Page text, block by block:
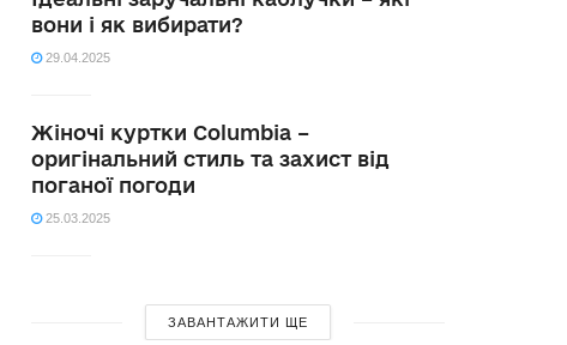
вони і як вибирати?
29.04.2025
Жіночі куртки Columbia –
оригінальний стиль та захист від
поганої погоди
25.03.2025
ЗАВАНТАЖИТИ ЩЕ